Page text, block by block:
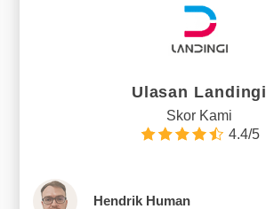
Ulasan Landingi
Skor Kami
4.4/5
Hendrik Human